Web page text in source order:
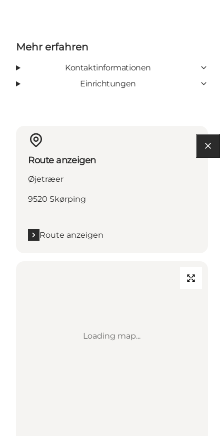
Mehr erfahren
Kontaktinformationen
Einrichtungen
Route anzeigen
Øjetræer
9520 Skørping
Route anzeigen
Loading map...